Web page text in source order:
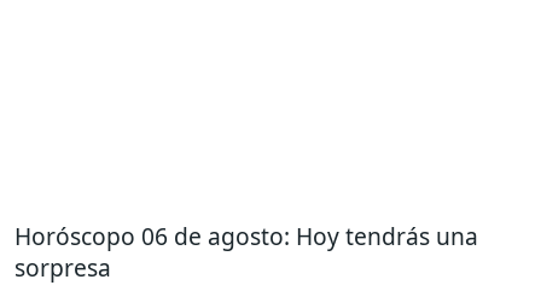
Horóscopo 06 de agosto: Hoy tendrás una
sorpresa